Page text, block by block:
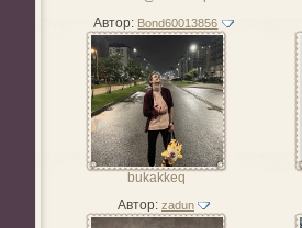
Автор: Bond60013856
bukakkeq
Автор: zadun